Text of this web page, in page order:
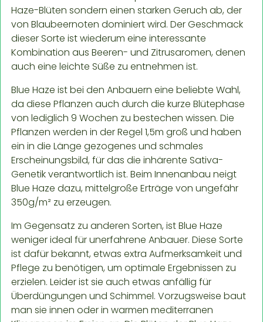
Haze-Blüten sondern einen starken Geruch ab, der
von Blaubeernoten dominiert wird. Der Geschmack
dieser Sorte ist wiederum eine interessante
Kombination aus Beeren- und Zitrusaromen, denen
auch eine leichte Süße zu entnehmen ist.
Blue Haze ist bei den Anbauern eine beliebte Wahl,
da diese Pflanzen auch durch die kurze Blütephase
von lediglich 9 Wochen zu bestechen wissen. Die
Pflanzen werden in der Regel 1,5m groß und haben
ein in die Länge gezogenes und schmales
Erscheinungsbild, für das die inhärente Sativa-
Genetik verantwortlich ist. Beim Innenanbau neigt
Blue Haze dazu, mittelgroße Erträge von ungefähr
350g/m² zu erzeugen.
Im Gegensatz zu anderen Sorten, ist Blue Haze
weniger ideal für unerfahrene Anbauer. Diese Sorte
ist dafür bekannt, etwas extra Aufmerksamkeit und
Pflege zu benötigen, um optimale Ergebnissen zu
erzielen. Leider ist sie auch etwas anfällig für
Überdüngungen und Schimmel. Vorzugsweise baut
man sie innen oder in warmen mediterranen